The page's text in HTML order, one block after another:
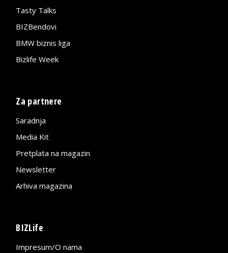
Tasty Talks
BIZBendovi
BMW biznis liga
Bizlife Week
Za partnere
Saradnja
Media Kit
Pretplata na magazin
Newsletter
Arhiva magazina
BIZLife
Impresum/O nama